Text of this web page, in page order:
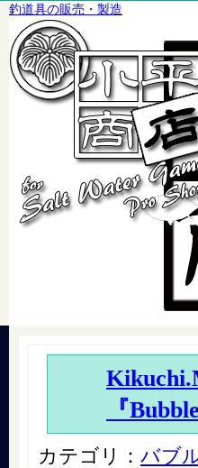
釣道具の販売・製造
『
カテゴリ： バブ